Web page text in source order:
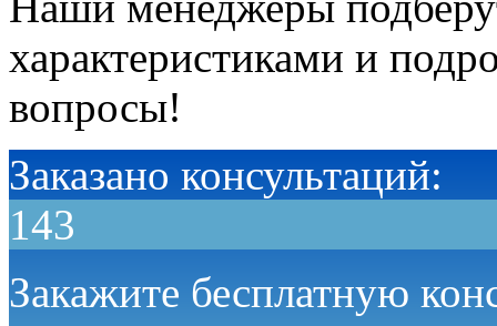
характеристиками и
вопросы!
Заказано консультаций:
143
Закажите бесплатную